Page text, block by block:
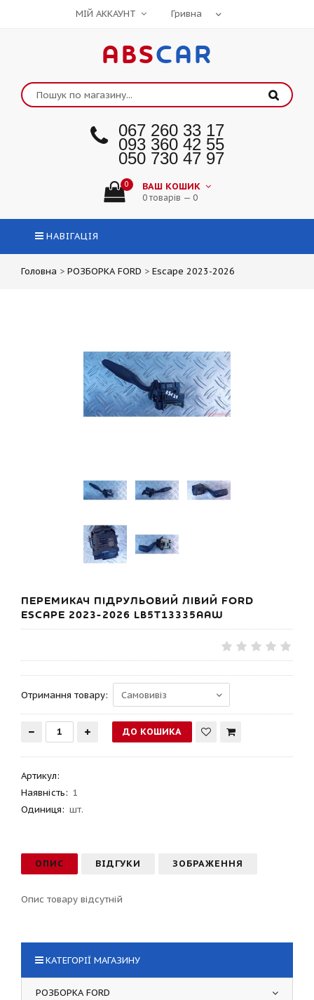
МІЙ АККАУНТ
ABSCAR
067 260 33 17
093 360 42 55
050 730 47 97
0 ВАШ КОШИК
0 товарів — 0
НАВІГАЦІЯ
Головна > РОЗБОРКА FORD > Escape 2023-2026
ПЕРЕМИКАЧ ПІДРУЛЬОВИЙ ЛІВИЙ FORD
ESCAPE 2023-2026 LB5T13335AAW
Отримання товару:
Артикул:
Наявність: 1
Одиниця: шт.
ОПИС ВІДГУКИ ЗОБРАЖЕННЯ
Опис товару відсутній
КАТЕГОРІЇ МАГАЗИНУ
РОЗБОРКА FORD